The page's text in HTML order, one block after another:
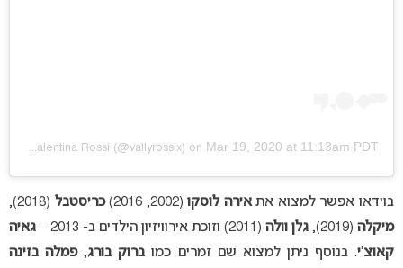
Valentina Rossi (@vallyrossix) on Mar 19, 2020 at 11:13am PDT
בוידאו אפשר למצוא אתאירה לוסקו(2002, 2016) כריסטבל (2018),
מיקלה (2019), גלן וולה (2011) וזוכת אירוויזיון הילדים ב- 2013 –
גאיה
קאוצ’י. בנוסף ניתן למצוא שם זמרים כמו ברוק בורג,פמלה בזינה